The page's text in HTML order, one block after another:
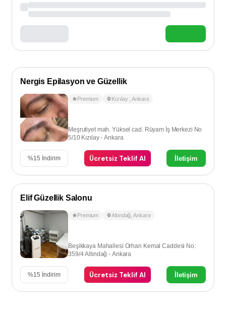
Nergis Epilasyon ve Güzellik
Premium Kızılay ,Ankara
Meşrutiyet mah. Yüksel cad. Rüyam İş Merkezi No
5/10 Kızılay - Ankara
%15 İndirim Ücretsiz Teklif Al İletişim
Elif Güzellik Salonu
Premium Altındağ ,Ankara
Beşikkaya Mahallesi Orhan Kemal Caddesi No:
359/4 Altındağ - Ankara
%15 İndirim Ücretsiz Teklif Al İletişim